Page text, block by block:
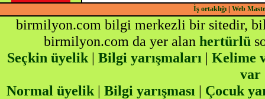
İş ortaklığı| Web
birmilyon.com bilgi merkezli bir sitedir,
birmilyon.com da yer alan hertürlü
Seçkin üyelik| Bilgi yarışmaları | Kelime
var
Normal üyelik | Bilgi yarışması | Çocuk